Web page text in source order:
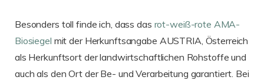
Besonders toll finde ich, dass das rot-weiß-rote AMA-
Biosiegel mit der Herkunftsangabe AUSTRIA, Österreich
als Herkunftsort der landwirtschaftlichen Rohstoffe und
auch als den Ort der Be- und Verarbeitung garantiert. Bei